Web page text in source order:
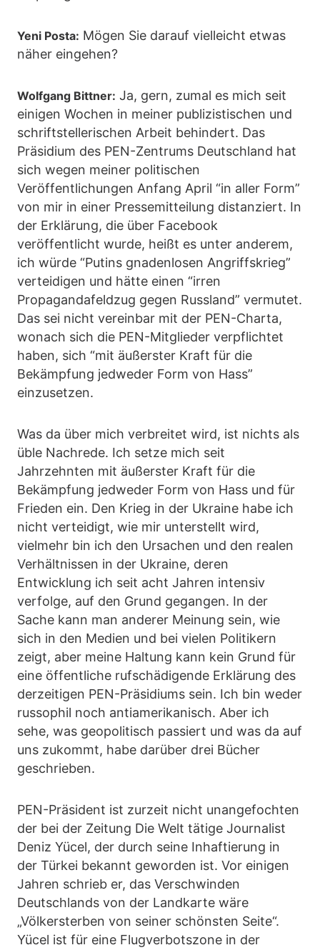
Yeni Posta: Mögen Sie darauf vielleicht etwas
näher eingehen?
Wolfgang Bittner: Ja, gern, zumal es mich seit
einigen Wochen in meiner publizistischen und
schriftstellerischen Arbeit behindert. Das
Präsidium des PEN-Zentrums Deutschland hat
sich wegen meiner politischen
Veröffentlichungen Anfang April “in aller Form”
von mir in einer Pressemitteilung distanziert. In
der Erklärung, die über Facebook
veröffentlicht wurde, heißt es unter anderem,
ich würde “Putins gnadenlosen Angriffskrieg”
verteidigen und hätte einen “irren
Propagandafeldzug gegen Russland” vermutet.
Das sei nicht vereinbar mit der PEN-Charta,
wonach sich die PEN-Mitglieder verpflichtet
haben, sich “mit äußerster Kraft für die
Bekämpfung jedweder Form von Hass”
einzusetzen.
Was da über mich verbreitet wird, ist nichts als
üble Nachrede. Ich setze mich seit
Jahrzehnten mit äußerster Kraft für die
Bekämpfung jedweder Form von Hass und für
Frieden ein. Den Krieg in der Ukraine habe ich
nicht verteidigt, wie mir unterstellt wird,
vielmehr bin ich den Ursachen und den realen
Verhältnissen in der Ukraine, deren
Entwicklung ich seit acht Jahren intensiv
verfolge, auf den Grund gegangen. In der
Sache kann man anderer Meinung sein, wie
sich in den Medien und bei vielen Politikern
zeigt, aber meine Haltung kann kein Grund für
eine öffentliche rufschädigende Erklärung des
derzeitigen PEN-Präsidiums sein. Ich bin weder
russophil noch antiamerikanisch. Aber ich
sehe, was geopolitisch passiert und was da auf
uns zukommt, habe darüber drei Bücher
geschrieben.
PEN-Präsident ist zurzeit nicht unangefochten
der bei der Zeitung Die Welt tätige Journalist
Deniz Yücel, der durch seine Inhaftierung in
der Türkei bekannt geworden ist. Vor einigen
Jahren schrieb er, das Verschwinden
Deutschlands von der Landkarte wäre
„Völkersterben von seiner schönsten Seite“.
Yücel ist für eine Flugverbotszone in der